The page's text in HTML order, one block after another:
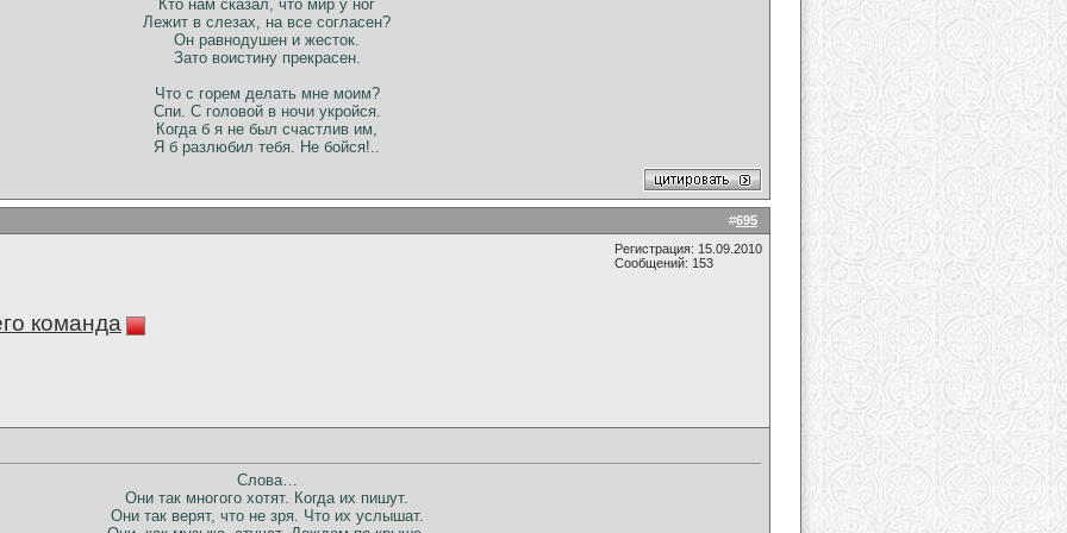
Кто нам сказал, что мир у ног
Лежит в слезах, на все согласен?
Он равнодушен и жесток.
Зато воистину прекрасен.
Что с горем делать мне моим?
Спи. С головой в ночи укройся.
Когда б я не был счастлив им,
Я б разлюбил тебя. Не бойся!..
#695
команда
Регистрация: 15.09.2010
Сообщений: 153
Слова…
Они так многого хотят. Когда их пишут.
Они так верят, что не зря. Что их услышат.